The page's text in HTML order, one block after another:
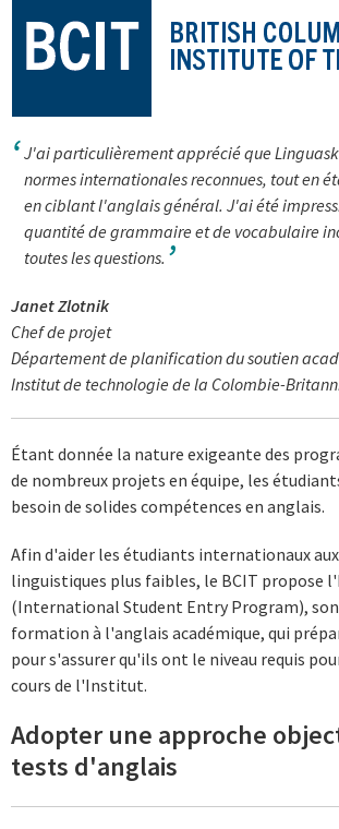
J'ai particulièrement apprécié que
normes internationales reconnues, tout en
en ciblant l'anglais général. J'ai été
quantité de grammaire et de vocabulaire
toutes les questions.
Janet Zlotnik
Chef de projet
Département de planification du soutien
Institut de technologie de la Colombie-
Étant donnée la nature exigeante des
de nombreux projets en équipe, les
besoin de solides compétences en anglais.
Afin d'aider les étudiants internationaux
linguistiques plus faibles, le BCIT propose
(International Student Entry Program),
formation à l'anglais académique, qui
pour s'assurer qu'ils ont le niveau requis
cours de l'Institut.
Adopter une approche
tests d'anglais